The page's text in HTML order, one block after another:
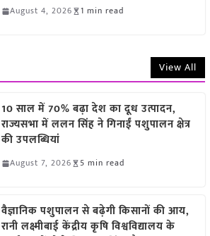
August 4, 2026 1 min read
View All
10 साल में 70% बढ़ा देश का दूध उत्पादन,
राज्यसभा में ललन सिंह ने गिनाईं पशुपालन क्षेत्र
की उपलब्धियां
August 7, 2026 5 min read
वैज्ञानिक पशुपालन से बढ़ेगी किसानों की आय,
रानी लक्ष्मीबाई केंद्रीय कृषि विश्वविद्यालय के